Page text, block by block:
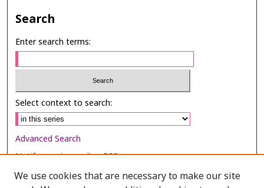
Search
Enter search terms:
Select context to search:
Advanced Search
Notify me via email orRSS
We use cookies that are necessary to make our site